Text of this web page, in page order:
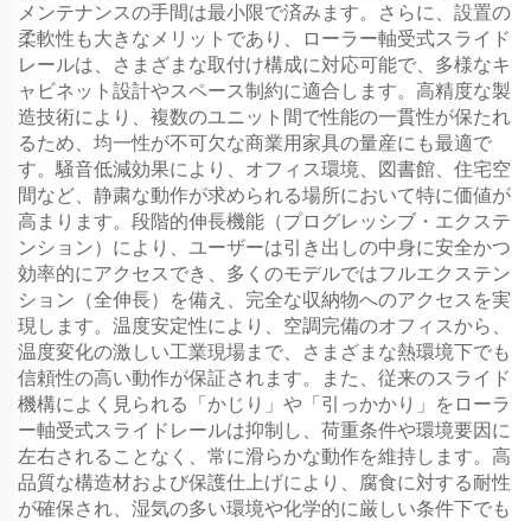
メンテナンスの手間は最小限で済みます。さらに、設置の
柔軟性も大きなメリットであり、ローラー軸受式スライド
レールは、さまざまな取付け構成に対応可能で、多様なキ
ャビネット設計やスペース制約に適合します。高精度な製
造技術により、複数のユニット間で性能の一貫性が保たれ
るため、均一性が不可欠な商業用家具の量産にも最適で
す。騒音低減効果により、オフィス環境、図書館、住宅空
間など、静粛な動作が求められる場所において特に価値が
高まります。段階的伸長機能（プログレッシブ・エクステ
ンション）により、ユーザーは引き出しの中身に安全かつ
効率的にアクセスでき、多くのモデルではフルエクステン
ション（全伸長）を備え、完全な収納物へのアクセスを実
現します。温度安定性により、空調完備のオフィスから、
温度変化の激しい工業現場まで、さまざまな熱環境下でも
信頼性の高い動作が保証されます。また、従来のスライド
機構によく見られる「かじり」や「引っかかり」をローラ
ー軸受式スライドレールは抑制し、荷重条件や環境要因に
左右されることなく、常に滑らかな動作を維持します。高
品質な構造材および保護仕上げにより、腐食に対する耐性
が確保され、湿気の多い環境や化学的に厳しい条件下でも